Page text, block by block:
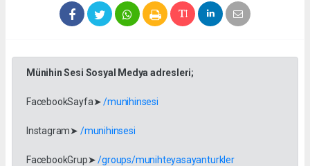
Münihin Sesi Sosyal Medya adresleri;
FacebookSayfa➤/munihinsesi
Instagram➤ /munihinsesi
FacebookGrup➤/groups/munihteyasayanturkler